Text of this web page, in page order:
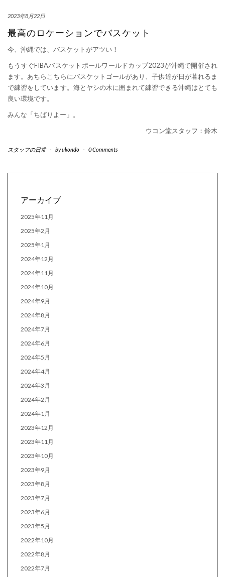
2023年8月22日
最高のロケーションでバスケット
今、沖縄では、バスケットがアツい！
もうすぐFIBAバスケットボールワールドカップ2023が沖縄で開催され
ます。あちらこちらにバスケットゴールがあり、子供達が日が暮れるま
で練習をしています。海とヤシの木に囲まれて練習できる沖縄はとても
良い環境です。
みんな「ちばりよー」。
ウコン堂スタッフ：鈴木
スタッフの日常 - byukondo - 0 Comments
アーカイブ
2025年11月
2025年2月
2025年1月
2024年12月
2024年11月
2024年10月
2024年9月
2024年8月
2024年7月
2024年6月
2024年5月
2024年4月
2024年3月
2024年2月
2024年1月
2023年12月
2023年11月
2023年10月
2023年9月
2023年8月
2023年7月
2023年6月
2023年5月
2022年10月
2022年8月
2022年7月